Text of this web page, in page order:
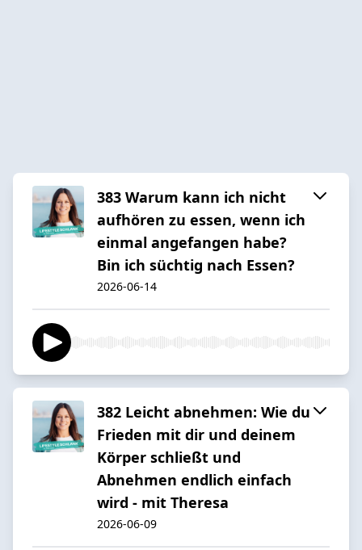
383 Warum kann ich nicht
aufhören zu essen, wenn ich
einmal angefangen habe?
Bin ich süchtig nach Essen?
2026-06-14
382 Leicht abnehmen: Wie du
Frieden mit dir und deinem
Körper schließt und
Abnehmen endlich einfach
wird - mit Theresa
2026-06-09